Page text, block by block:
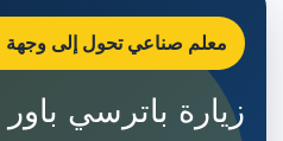
معلم صناعي تحول إلى
زيارة باترسي